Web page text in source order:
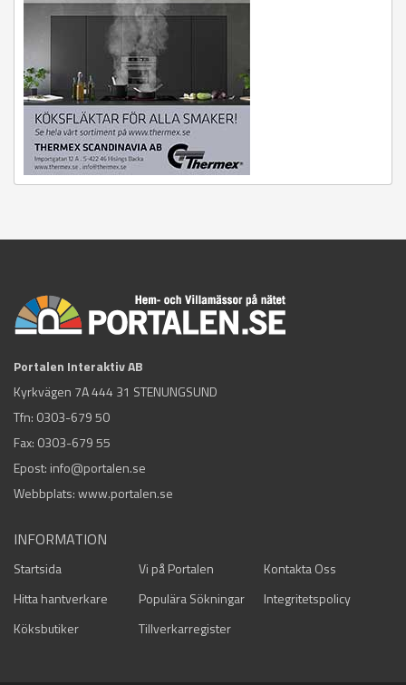
Portalen Interaktiv AB
Kyrkvägen 7A 444 31 STENUNGSUND
Tfn: 0303-679 50
Fax: 0303-679 55
Epost: info@portalen.se
Webbplats: www.portalen.se
INFORMATION
Startsida Vi på Portalen
Kontakta Oss
Hitta hantverkare
Populära Sökningar
Integritetspolicy
Köksbutiker
Tillverkarregister